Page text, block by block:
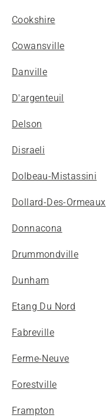
Cookshire
Cowansville
Danville
D'argenteuil
Delson
Disraeli
Dolbeau-Mistassini
Dollard-Des-Ormeaux
Donnacona
Drummondville
Dunham
Etang Du Nord
Fabreville
Ferme-Neuve
Forestville
Frampton